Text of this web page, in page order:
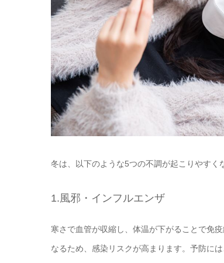
冬は、以下のような5つの不調が起こりやすく
1.風邪・インフルエンザ
寒さで血管が収縮し、体温が下がることで免
なるため、感染リスクが高まります。予防に